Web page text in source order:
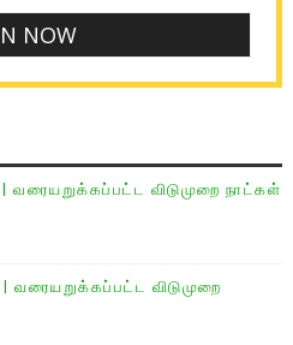
வரையறுக்கப்பட்ட விடுமுறை நாட்கள்
வரையறுக்கப்பட்ட விடுமுறை